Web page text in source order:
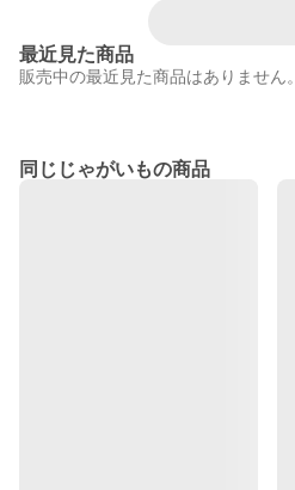
最近見た商品
販売中の最近見た商品はありません。
同じじゃがいもの商品